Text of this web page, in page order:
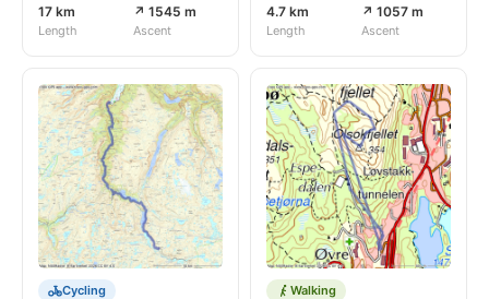
17 km
Length
↗ 1545 m
Ascent
4.7 km
Length
↗ 1057 m
Ascent
Cycling Walking